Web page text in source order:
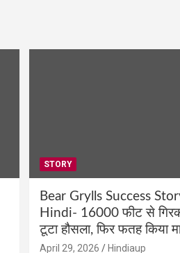
STORY
Bear Grylls Success
Hindi- 16000 फीट से
टूटा हौसला, फिर फतह किया
April 29, 2026 Hindiaup